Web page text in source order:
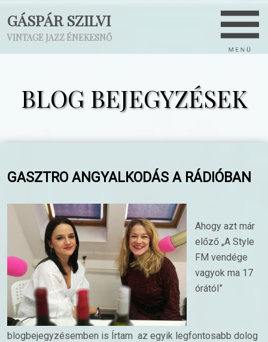
GÁSPÁR SZILVI
VINTAGE JAZZ ÉNEKESNŐ
BLOG BEJEGYZÉSEK
GASZTRO ANGYALKODÁS A RÁDIÓBAN
Ahogy azt már
előző „A Style
FM vendége
vagyok ma 17
órától”
blogbejegyzésemben is Írtam az egyik legfontosabb dolog